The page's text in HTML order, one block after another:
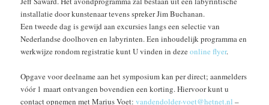
installatie door kunstenaar tevens spreker Jim Buchanan.
Een tweede dag is gewijd aan excursies langs een selectie van
Nederlandse doolhoven en labyrinten. Een inhoudelijk programma en
werkwijze rondom registratie kunt U vinden in dezeonline flyer.
Opgave voor deelname aan het symposium kan per direct; aanmelders
vóór 1 maart ontvangen bovendien een korting. Hiervoor kunt u
contact opnemen met Marius Voet:vandendolder-voet@hetnet.nl –